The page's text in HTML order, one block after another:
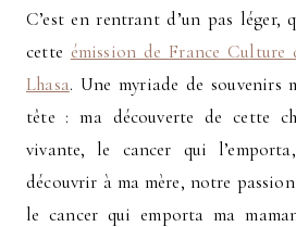
C’est en rentrant d’un pas léger,
cette émission de France Culture
Lhasa. Une myriade de souvenirs
tête : ma découverte de cette
vivante, le cancer qui
découvrir à ma mère, notre
le cancer qui emporta ma